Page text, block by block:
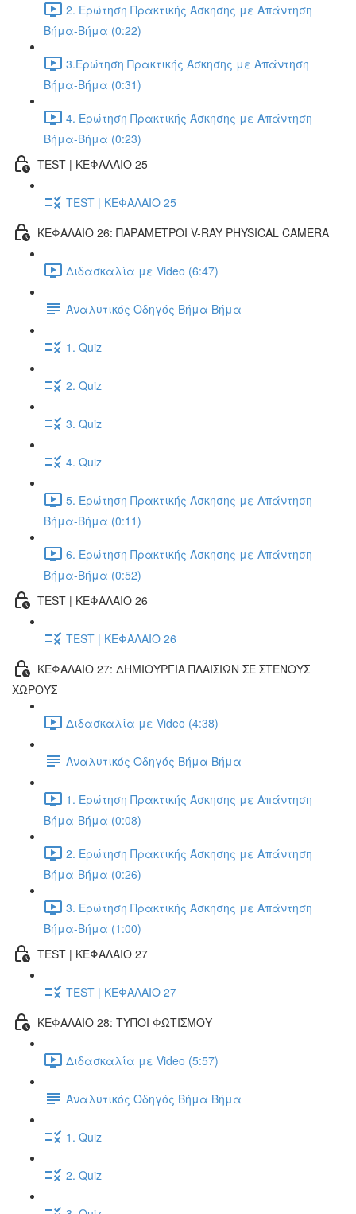
2. Ερώτηση Πρακτικής Άσκησης με Απάντηση
Βήμα-Βήμα (0:22)
3.Ερώτηση Πρακτικής Άσκησης με Απάντηση
Βήμα-Βήμα (0:31)
4. Ερώτηση Πρακτικής Άσκησης με Απάντηση
Βήμα-Βήμα (0:23)
TEST | ΚΕΦΑΛΑΙΟ 25
TEST | ΚΕΦΑΛΑΙΟ 25
ΚΕΦΑΛΑΙΟ 26: ΠΑΡΑΜΕΤΡΟΙ V-RAY PHYSICAL CAMERA
Διδασκαλία με Video (6:47)
Αναλυτικός Οδηγός Βήμα Βήμα
1. Quiz
2. Quiz
3. Quiz
4. Quiz
5. Ερώτηση Πρακτικής Άσκησης με Απάντηση
Βήμα-Βήμα (0:11)
6. Ερώτηση Πρακτικής Άσκησης με Απάντηση
Βήμα-Βήμα (0:52)
TEST | ΚΕΦΑΛΑΙΟ 26
TEST | ΚΕΦΑΛΑΙΟ 26
ΚΕΦΑΛΑΙΟ 27: ΔΗΜΙΟΥΡΓΙΑ ΠΛΑΙΣΙΩΝ ΣΕ ΣΤΕΝΟΥΣ
ΧΩΡΟΥΣ
Διδασκαλία με Video (4:38)
Αναλυτικός Οδηγός Βήμα Βήμα
1. Ερώτηση Πρακτικής Άσκησης με Απάντηση
Βήμα-Βήμα (0:08)
2. Ερώτηση Πρακτικής Άσκησης με Απάντηση
Βήμα-Βήμα (0:26)
3. Ερώτηση Πρακτικής Άσκησης με Απάντηση
Βήμα-Βήμα (1:00)
TEST | ΚΕΦΑΛΑΙΟ 27
TEST | ΚΕΦΑΛΑΙΟ 27
ΚΕΦΑΛΑΙΟ 28: ΤΥΠΟΙ ΦΩΤΙΣΜΟΥ
Διδασκαλία με Video (5:57)
Αναλυτικός Οδηγός Βήμα Βήμα
1. Quiz
2. Quiz